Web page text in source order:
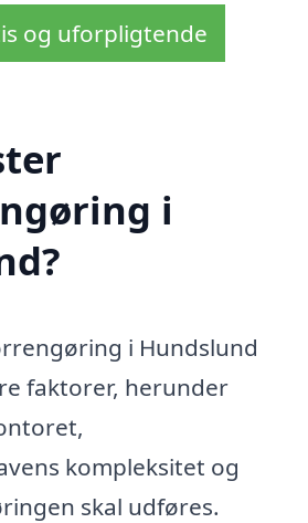
og uforpligtende
i
i Hundslund
faktorer, herunder
kompleksitet og
skal udføres.